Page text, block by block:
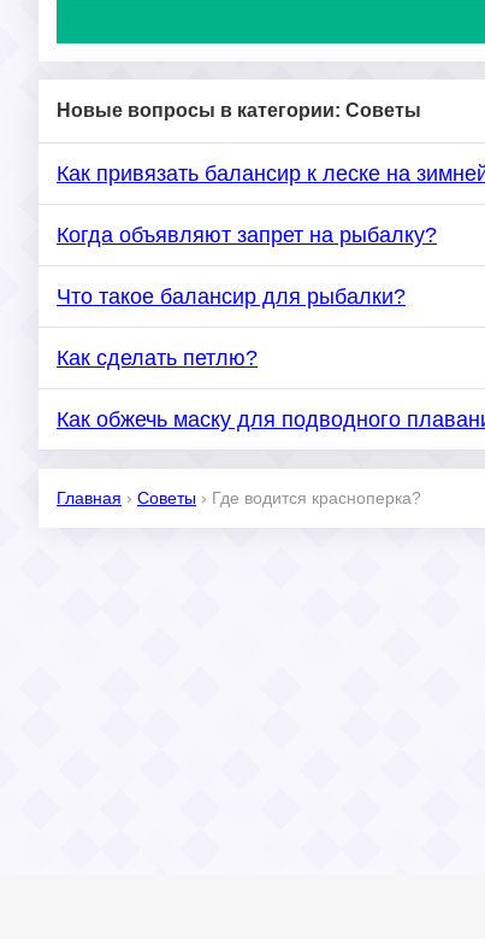
Новые вопросы в категории: Советы
Как привязать балансир к леске на
Когда объявляют запрет на рыбалку?
Что такое балансир для рыбалки?
Как сделать петлю?
Как обжечь маску для подводного
Главная › Советы › Где водится красноперка?